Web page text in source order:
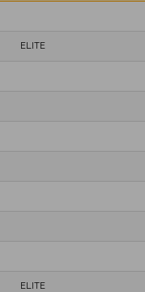
ELITE
ELITE